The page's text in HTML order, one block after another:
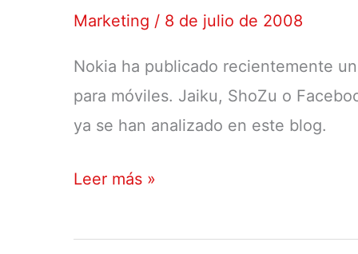
Marketing / 8 de julio de 2008
Nokia ha publicado recientemente
para móviles. Jaiku, ShoZu o
ya se han analizado en este blog.
Mobile
showcases
Leer más »